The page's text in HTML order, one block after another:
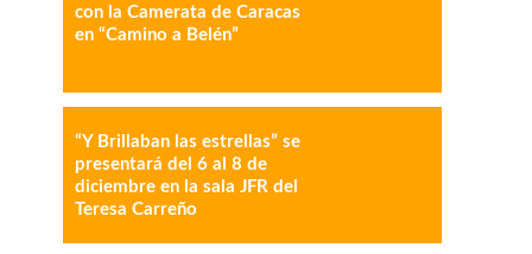
con la Camerata de Caracas
en “Camino a Belén”
“Y Brillaban las estrellas” se
presentará del 6 al 8 de
diciembre en la sala JFR del
Teresa Carreño